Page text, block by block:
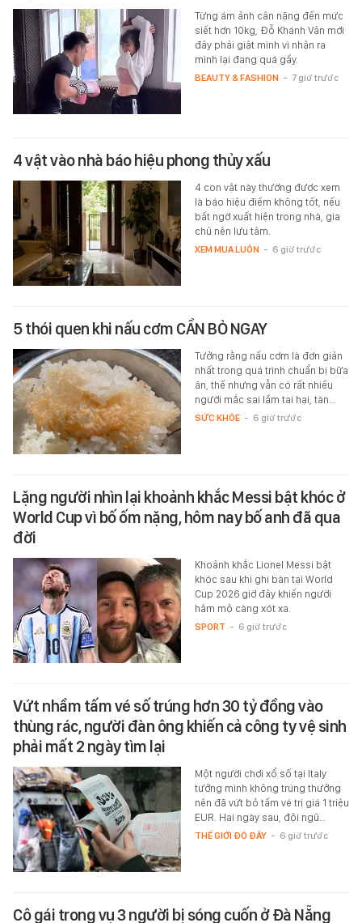
Từng ám ảnh cân nặng đến mức
siết hơn 10kg, Đỗ Khánh Vân mới
đây phải giật mình vì nhận ra
mình lại đang quá gầy.
BEAUTY & FASHION - 7 giờ trước
4 vật vào nhà báo hiệu phong thủy xấu
4 con vật này thường được xem
là báo hiệu điềm không tốt, nếu
bất ngờ xuất hiện trong nhà, gia
chủ nên lưu tâm.
XEM MUA LUÔN - 6 giờ trước
5 thói quen khi nấu cơm CẦN BỎ NGAY
Tưởng rằng nấu cơm là đơn giản
nhất trong quá trình chuẩn bị bữa
ăn, thế nhưng vẫn có rất nhiều
người mắc sai lầm tai hại, tàn…
SỨC KHỎE - 6 giờ trước
Lặng người nhìn lại khoảnh khắc Messi bật khóc ở
World Cup vì bố ốm nặng, hôm nay bố anh đã qua
đời
Khoảnh khắc Lionel Messi bật
khóc sau khi ghi bàn tại World
Cup 2026 giờ đây khiến người
hâm mộ càng xót xa.
SPORT - 6 giờ trước
Vứt nhầm tấm vé số trúng hơn 30 tỷ đồng vào
thùng rác, người đàn ông khiến cả công ty vệ sinh
phải mất 2 ngày tìm lại
Một người chơi xổ số tại Italy
tưởng mình không trúng thưởng
nên đã vứt bỏ tấm vé trị giá 1 triệu
EUR. Hai ngày sau, đội ngũ…
THẾ GIỚI ĐÓ ĐÂY - 6 giờ trước
Cô gái trong vụ 3 người bị sóng cuốn ở Đà Nẵng